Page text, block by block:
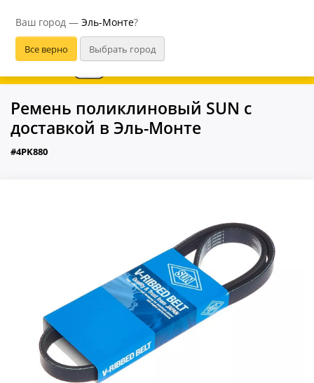
Ваш город — Эль-Монте?
В приложении удобнее
Ремень поликлиновый SUN с
доставкой в Эль-Монте
#4PK880